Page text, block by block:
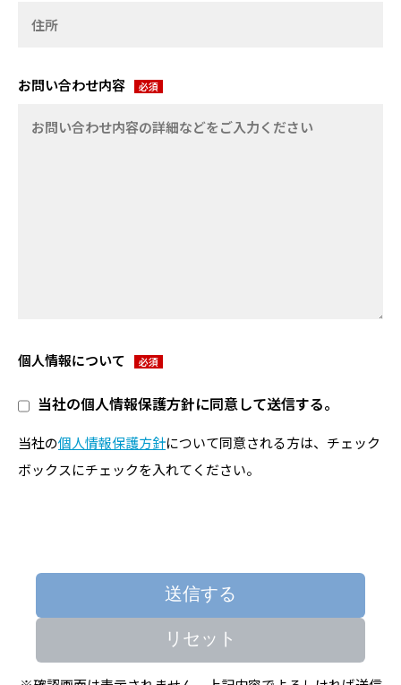
お問い合わせ内容
個人情報について
当社の個人情報保護方針に同意して送信する。
当社の個人情報保護方針について同意される方は、チェック
ボックスにチェックを入れてください。
リセット